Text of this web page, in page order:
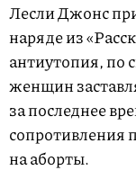
Лесли Джонс
наряде из
антиутопия, по
женщин
за последнее
сопротивления
на аборты.